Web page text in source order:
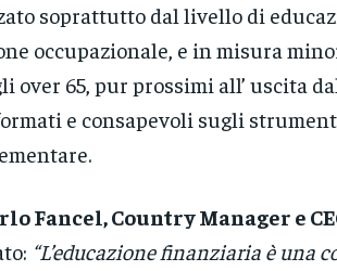
soprattutto dal livello di
occupazionale, e in misura
over 65, pur prossimi all’ uscita
e consapevoli sugli
Fancel, Country Manager e
“L’educazione finanziaria è una